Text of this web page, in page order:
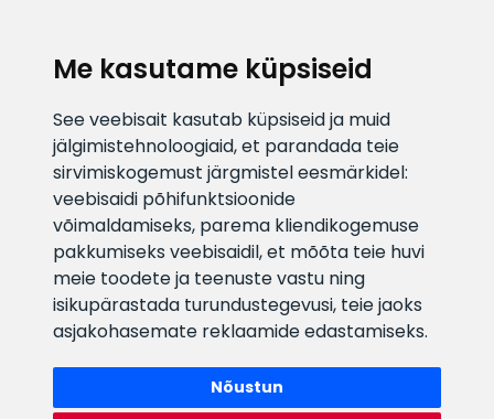
Me kasutame küpsiseid
See veebisait kasutab küpsiseid ja muid
jälgimistehnoloogiaid, et parandada teie
sirvimiskogemust järgmistel eesmärkidel:
veebisaidi põhifunktsioonide
võimaldamiseks, parema kliendikogemuse
pakkumiseks veebisaidil,et mõõta teie huvi
meie toodete ja teenuste vastu ning
isikupärastada turundustegevusi, teie jaoks
asjakohasemate reklaamide edastamiseks.
Nõustun
info@veefiltrid.ee
Infotelefon
+372 58862212
Vaata tööaegu
Reti tee 11, Peetri, 75312 Harju
maakond, Estonia